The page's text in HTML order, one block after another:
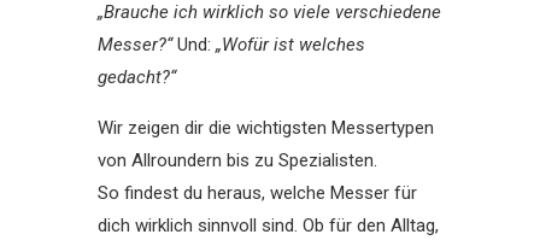
„Brauche ich wirklich so viele verschiedene
Messer?“Und: „Wofür ist welches
gedacht?“
Wir zeigen dir die wichtigsten Messertypen
von Allroundern bis zu Spezialisten.
So findest du heraus, welche Messer für
dich wirklich sinnvoll sind. Ob für den Alltag,